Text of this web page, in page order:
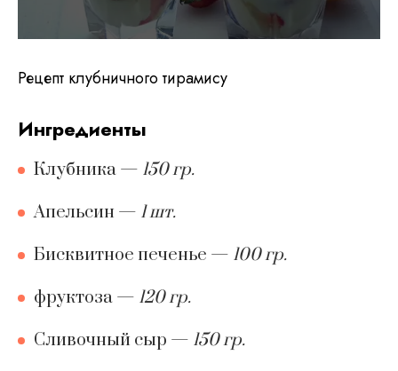
Рецепт клубничного тирамису
ингредиенты
Клубника — 150 гр.
Апельсин — 1 шт.
Бисквитное печенье — 100 гр.
фруктоза — 120 гр.
Сливочный сыр — 150 гр.